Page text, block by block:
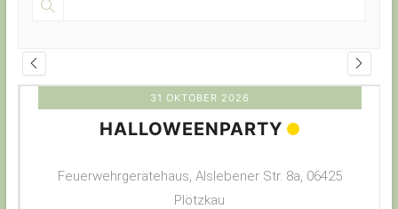
31 OKTOBER 2026
HALLOWEENPARTY
Feuerwehrgerätehaus, Alslebener Str. 8a, 06425
Plötzkau